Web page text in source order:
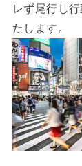
レず尾行し
たします。